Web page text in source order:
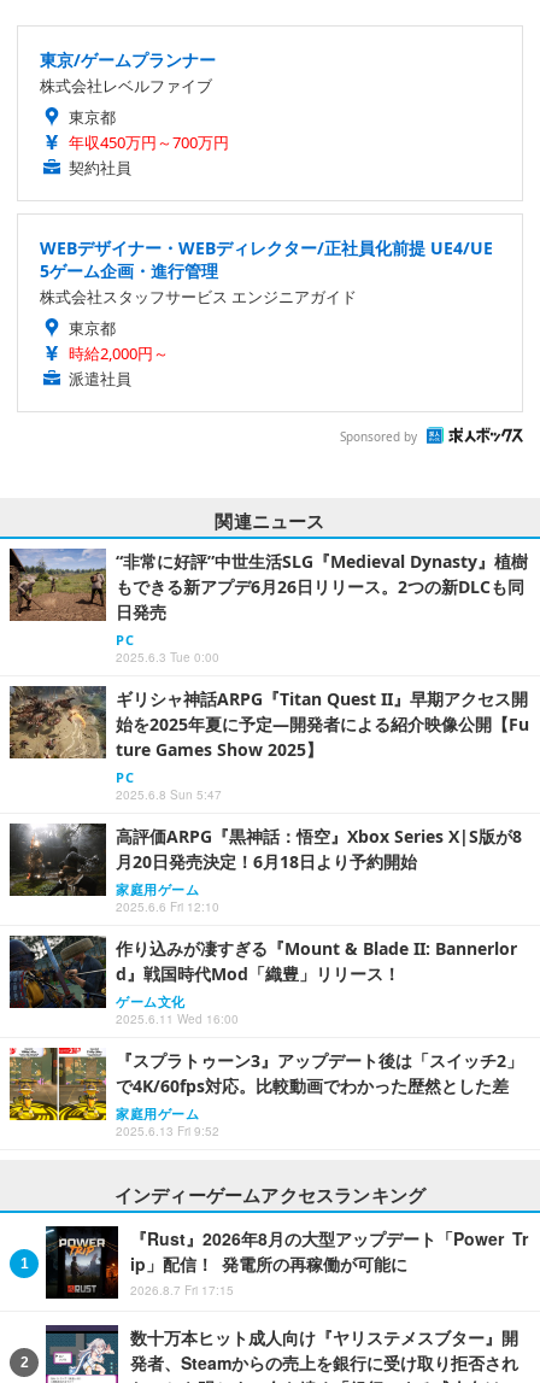
東京/ゲームプランナー
株式会社レベルファイブ
東京都
年収450万円～700万円
契約社員
WEBデザイナー・WEBディレクター/正社員化前提 UE4/UE
5ゲーム企画・進行管理
株式会社スタッフサービス エンジニアガイド
東京都
時給2,000円～
派遣社員
Sponsored by
関連ニュース
“非常に好評”中世生活SLG『Medieval Dynasty』植樹
もできる新アプデ6月26日リリース。2つの新DLCも同
日発売
PC
2025.6.3 Tue 0:00
ギリシャ神話ARPG『Titan Quest II』早期アクセス開
始を2025年夏に予定―開発者による紹介映像公開【Fu
ture Games Show 2025】
PC
2025.6.8 Sun 5:47
高評価ARPG『黒神話：悟空』Xbox Series X|S版が8
月20日発売決定！6月18日より予約開始
家庭用ゲーム
2025.6.6 Fri 12:10
作り込みが凄すぎる『Mount & Blade II: Bannerlor
d』戦国時代Mod「織豊」リリース！
ゲーム文化
2025.6.11 Wed 16:00
『スプラトゥーン3』アップデート後は「スイッチ2」
で4K/60fps対応。比較動画でわかった歴然とした差
家庭用ゲーム
2025.6.13 Fri 9:52
インディーゲームアクセスランキング
『Rust』2026年8月の大型アップデート「Power Tr
ip」配信！ 発電所の再稼働が可能に
2026.8.7 Fri 17:15
数十万本ヒット成人向け『ヤリステメスブター』開
発者、Steamからの売上を銀行に受け取り拒否され